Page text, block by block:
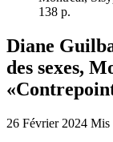
Diane
des sexes,
26 Février 2024 Mis